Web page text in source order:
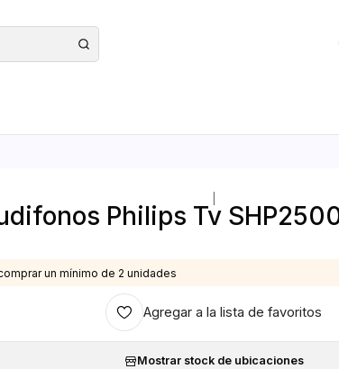
Philips Tv
un mínimo de 2 unidades
Agregar a la lista de favoritos
Mostrar stock de ubicaciones